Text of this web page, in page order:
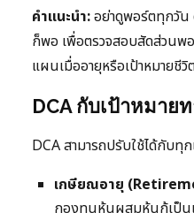
คำแนะนำ:อย่าดูพอร์ตทุกวัน
ก็พอ เพื่อตรวจสอบสัดส่วนพ
แผนเมื่ออายุหรือเป้าหมายชี
DCA กับเป้าหมาย
DCA สามารถปรับใช้ได้กับทุก
เกษียณอายุ